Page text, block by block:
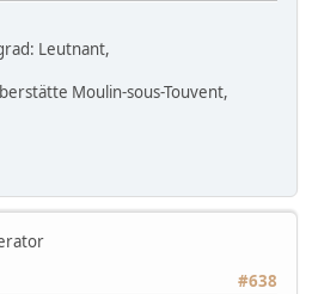
Leutnant,
Moulin-sous-Touvent,
#638